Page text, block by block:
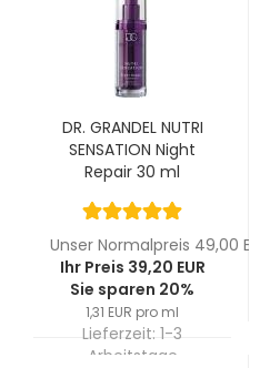
DR. GRANDEL NUTRI
SENSATION Night
Repair 30 ml
Unser Normalpreis 49,00 EUR
Ihr Preis 39,20 EUR
Sie sparen 20%
1,31 EUR pro ml
Lieferzeit: 1-3
Arbeitstage